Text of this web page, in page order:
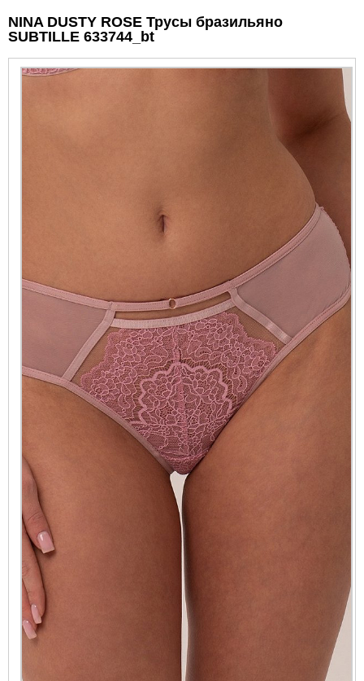
NINA DUSTY ROSE Трусы бразильяно
SUBTILLE 633744_bt